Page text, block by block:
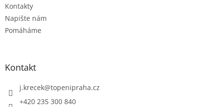
Kontakty
Napište nám
Pomáháme
Kontakt
j.krecek@topenipraha.cz
+420 235 300 840